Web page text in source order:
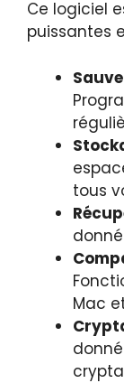
Ce logiciel
puissantes
tous
Mac